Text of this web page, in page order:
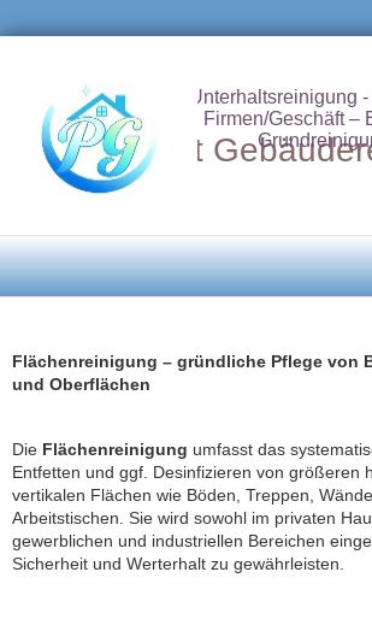
Putzdienst
Unterhaltsreinigung
Firmen/Geschäft –
Flächenreinigung – gründliche Pflege von
und Oberflächen
Die Flächenreinigung umfasst das
Entfetten und ggf. Desinfizieren von größeren
vertikalen Flächen wie Böden, Treppen,
Arbeitstischen. Sie wird sowohl im privaten
gewerblichen und industriellen Bereichen
Sicherheit und Werterhalt zu gewährleisten.